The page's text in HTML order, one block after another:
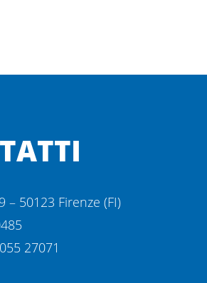
– 50123 Firenze (FI)
27071